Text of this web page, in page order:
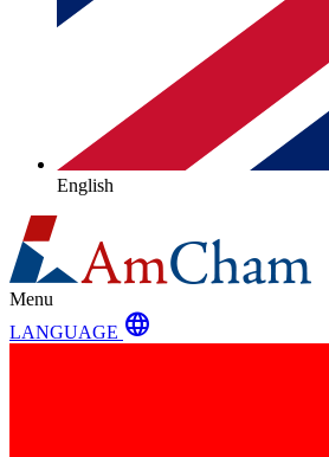
English
Menu
LANGUAGE language